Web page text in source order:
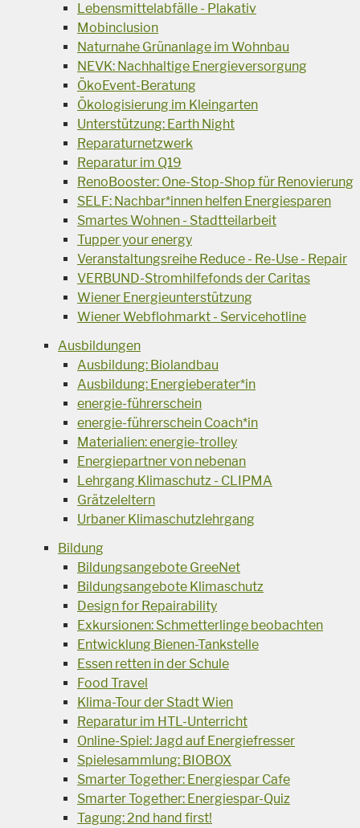
Lebensmittelabfälle - Plakativ
Mobinclusion
Naturnahe Grünanlage im Wohnbau
NEVK: Nachhaltige Energieversorgung
ÖkoEvent-Beratung
Ökologisierung im Kleingarten
Unterstützung: Earth Night
Reparaturnetzwerk
Reparatur im Q19
RenoBooster: One-Stop-Shop für Renovierung
SELF: Nachbar*innen helfen Energiesparen
Smartes Wohnen - Stadtteilarbeit
Tupper your energy
Veranstaltungsreihe Reduce - Re-Use - Repair
VERBUND-Stromhilfefonds der Caritas
Wiener Energieunterstützung
Wiener Webflohmarkt - Servicehotline
Ausbildungen
Ausbildung: Biolandbau
Ausbildung: Energieberater*in
energie-führerschein
energie-führerschein Coach*in
Materialien: energie-trolley
Energiepartner von nebenan
Lehrgang Klimaschutz - CLIPMA
Grätzeleltern
Urbaner Klimaschutzlehrgang
Bildung
Bildungsangebote GreeNet
Bildungsangebote Klimaschutz
Design for Repairability
Exkursionen: Schmetterlinge beobachten
Entwicklung Bienen-Tankstelle
Essen retten in der Schule
Food Travel
Klima-Tour der Stadt Wien
Reparatur im HTL-Unterricht
Online-Spiel: Jagd auf Energiefresser
Spielesammlung: BIOBOX
Smarter Together: Energiespar Cafe
Smarter Together: Energiespar-Quiz
Tagung: 2nd hand first!